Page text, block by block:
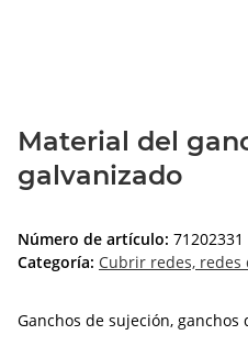
Material del
galvanizado
Número de artículo: 71202331
Categoría: Cubrir redes, redes
Ganchos de sujeción, ganchos